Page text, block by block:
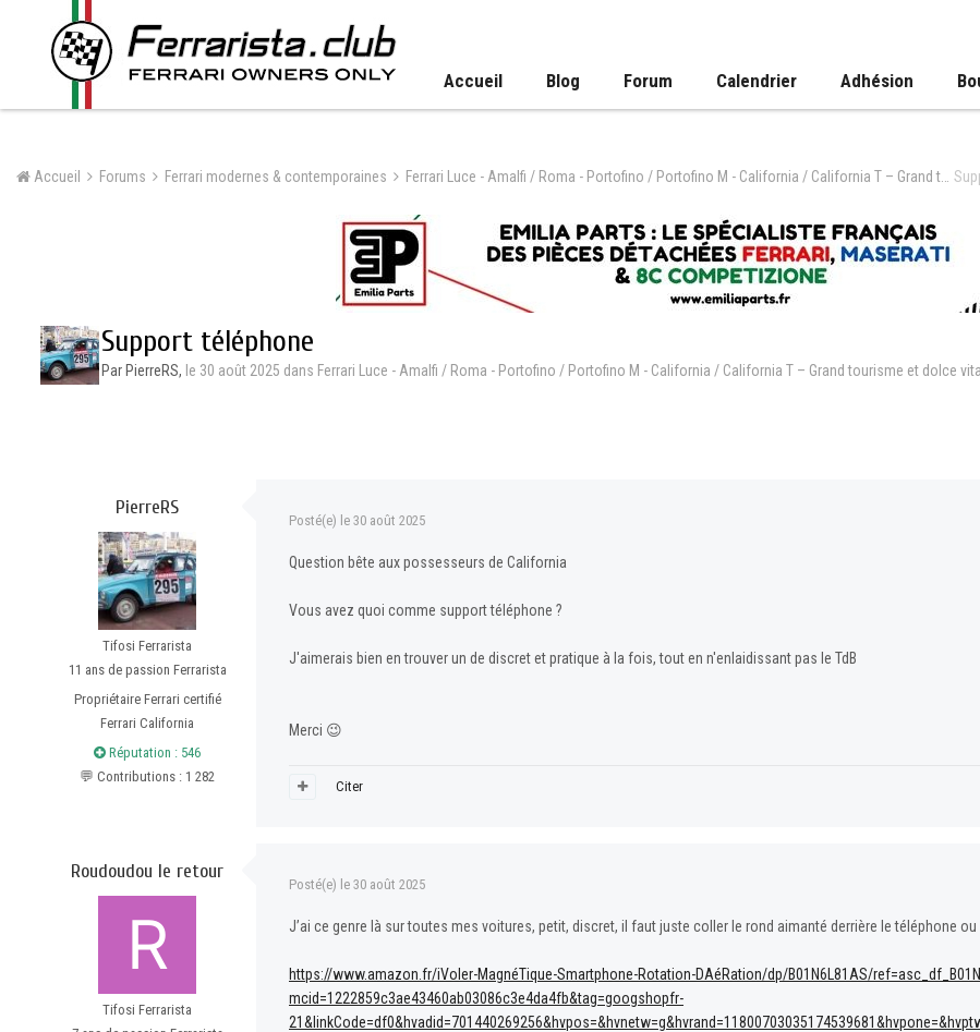
Accueil Blog Forum Calendrier Adhésion
Accueil Forums Ferrari modernes & contemporaines
Support téléphone
Par PierreRS, le 30 août 2025 dans Ferrari Luce - Amalfi / Roma - Portofino / Portofino M - California / California T – Grand tourisme et dolce vita
PierreRS
Tifosi Ferrarista
11 ans de passion Ferrarista
Propriétaire Ferrari certifié
Ferrari California
Réputation : 546
💬 Contributions : 1 282
Posté(e) le 30 août 2025
Question bête aux possesseurs de California
Vous avez quoi comme support téléphone ?
J'aimerais bien en trouver un de discret et pratique à la fois, tout en n'enlaidissant pas le TdB
Merci 😉
Citer
Roudoudou le retour
Tifosi Ferrarista
Posté(e) le 30 août 2025
J’ai ce genre là sur toutes mes voitures, petit, discret, il faut juste coller le rond aimanté derrière le téléphone ou
https://www.amazon.fr/iVoler-MagnéTique-Smartphone-Rotation-DAéRation/dp/B01N6L81AS/
mcid=1222859c3ae43460ab03086c3e4da4fb&tag=googshopfr-